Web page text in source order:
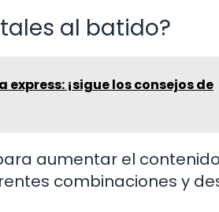
al batido?
¡sigue los consejos de
aumentar el
combinaciones y